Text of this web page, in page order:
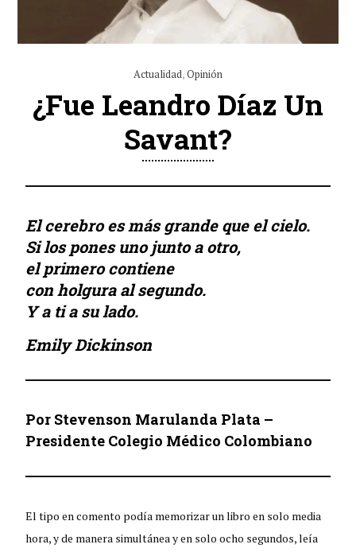
Actualidad,Opinión
¿Fue Leandro Díaz Un
Savant?
El cerebro es más grande que el cielo.
Si los pones uno junto a otro,
el primero contiene
con holgura al segundo.
Y a ti a su lado.
Emily Dickinson
Por Stevenson Marulanda Plata –
Presidente Colegio Médico Colombiano
El tipo en comento podía memorizar un libro en solo media
hora, y de manera simultánea y en solo ocho segundos, leía